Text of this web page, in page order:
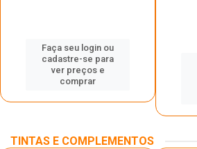
Faça seu login ou
cadastre-se para
ver preços e
comprar
TINTAS E COMPLEMENTOS